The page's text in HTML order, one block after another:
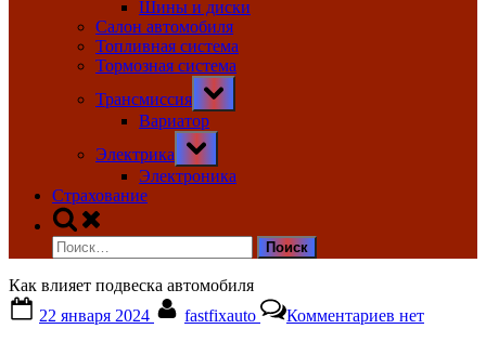
Шины и диски
Салон автомобиля
Топливная система
Тормозная система
Трансмиссия
Toggle
sub-
menu
Вариатор
Электрика
Toggle
sub-
menu
Электроника
Страхование
Toggle
search
form
Найти:
Как влияет подвеска автомобиля
on
22 января 2024 fastfixauto Комментариевзаписи
нет